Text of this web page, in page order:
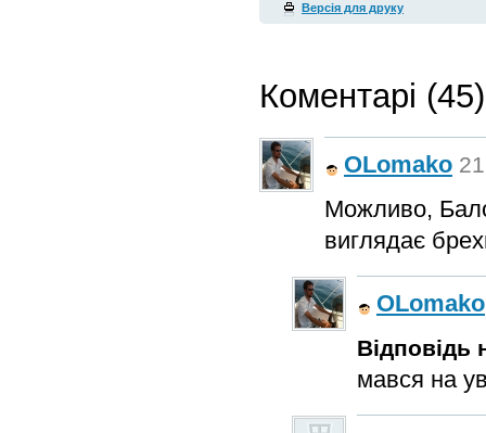
Версія для друку
Коментарі (45)
OLomako
Можливо,
виглядає
OLomako
Відповідь
мався на